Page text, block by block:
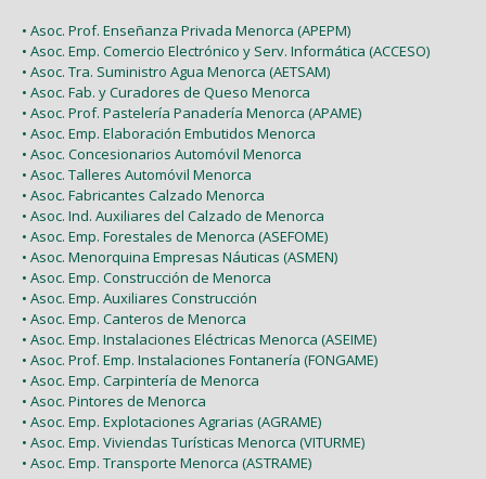
• Asoc. Prof. Enseñanza Privada Menorca (APEPM)
• Asoc. Emp. Comercio Electrónico y Serv. Informática (ACCESO)
• Asoc. Tra. Suministro Agua Menorca (AETSAM)
• Asoc. Fab. y Curadores de Queso Menorca
• Asoc. Prof. Pastelería Panadería Menorca (APAME)
• Asoc. Emp. Elaboración Embutidos Menorca
• Asoc. Concesionarios Automóvil Menorca
• Asoc. Talleres Automóvil Menorca
• Asoc. Fabricantes Calzado Menorca
• Asoc. Ind. Auxiliares del Calzado de Menorca
• Asoc. Emp. Forestales de Menorca (ASEFOME)
• Asoc. Menorquina Empresas Náuticas (ASMEN)
• Asoc. Emp. Construcción de Menorca
• Asoc. Emp. Auxiliares Construcción
• Asoc. Emp. Canteros de Menorca
• Asoc. Emp. Instalaciones Eléctricas Menorca (ASEIME)
• Asoc. Prof. Emp. Instalaciones Fontanería (FONGAME)
• Asoc. Emp. Carpintería de Menorca
• Asoc. Pintores de Menorca
• Asoc. Emp. Explotaciones Agrarias (AGRAME)
• Asoc. Emp. Viviendas Turísticas Menorca (VITURME)
• Asoc. Emp. Transporte Menorca (ASTRAME)